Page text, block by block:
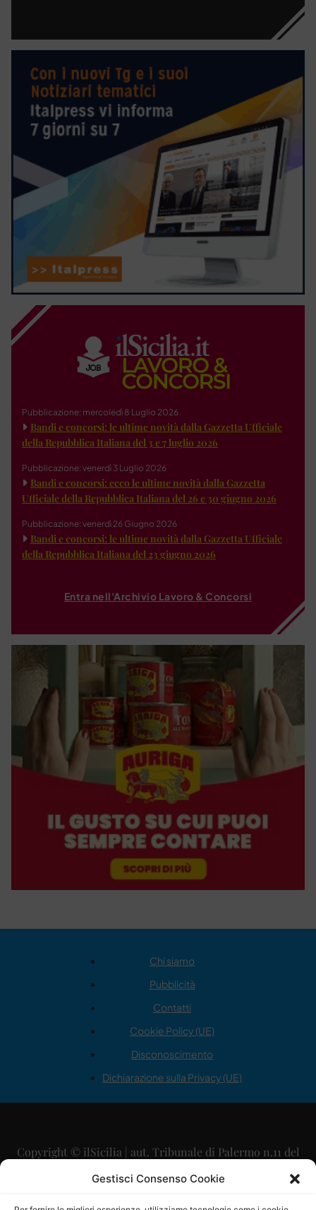
Gestisci Consenso Cookie
Pubblicazione: mercoledì 8 Luglio 2026
Bandi e concorsi: le ultime novità dalla Gazzetta Ufficiale
della Repubblica Italiana del 3 e 7 luglio 2026
Pubblicazione: venerdì 3 Luglio 2026
Bandi e concorsi: ecco le ultime novità dalla Gazzetta
Ufficiale della Repubblica Italiana del 26 e 30 giugno 2026
Pubblicazione: venerdì 26 Giugno 2026
Bandi e concorsi: le ultime novità dalla Gazzetta Ufficiale
della Repubblica Italiana del 23 giugno 2026
Entra nell'Archivio Lavoro & Concorsi
Chi siamo
Pubblicità
Contatti
Cookie Policy (UE)
Disconoscimento
Dichiarazione sulla Privacy (UE)
Copyright © ilSicilia | aut. Tribunale di Palermo n.11 del
29/09/2015